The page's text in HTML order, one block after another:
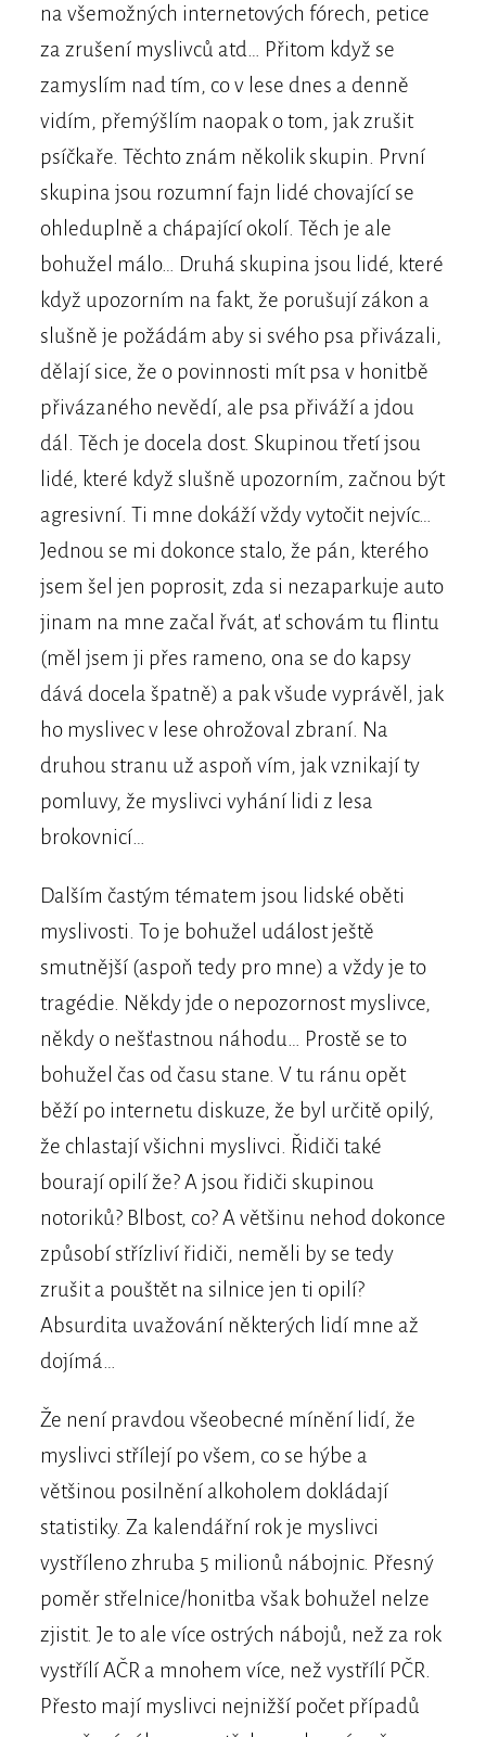
na všemožných internetových fórech, petice
za zrušení myslivců atd… Přitom když se
zamyslím nad tím, co v lese dnes a denně
vidím, přemýšlím naopak o tom, jak zrušit
psíčkaře. Těchto znám několik skupin. První
skupina jsou rozumní fajn lidé chovající se
ohleduplně a chápající okolí. Těch je ale
bohužel málo… Druhá skupina jsou lidé, které
když upozorním na fakt, že porušují zákon a
slušně je požádám aby si svého psa přivázali,
dělají sice, že o povinnosti mít psa v honitbě
přivázaného nevědí, ale psa přiváží a jdou
dál. Těch je docela dost. Skupinou třetí jsou
lidé, které když slušně upozorním, začnou být
agresivní. Ti mne dokáží vždy vytočit nejvíc…
Jednou se mi dokonce stalo, že pán, kterého
jsem šel jen poprosit, zda si nezaparkuje auto
jinam na mne začal řvát, ať schovám tu flintu
(měl jsem ji přes rameno, ona se do kapsy
dává docela špatně) a pak všude vyprávěl, jak
ho myslivec v lese ohrožoval zbraní. Na
druhou stranu už aspoň vím, jak vznikají ty
pomluvy, že myslivci vyhání lidi z lesa
brokovnicí…
Dalším častým tématem jsou lidské oběti
myslivosti. To je bohužel událost ještě
smutnější (aspoň tedy pro mne) a vždy je to
tragédie. Někdy jde o nepozornost myslivce,
někdy o nešťastnou náhodu… Prostě se to
bohužel čas od času stane. V tu ránu opět
běží po internetu diskuze, že byl určitě opilý,
že chlastají všichni myslivci. Řidiči také
bourají opilí že? A jsou řidiči skupinou
notoriků? Blbost, co? A většinu nehod dokonce
způsobí střízliví řidiči, neměli by se tedy
zrušit a pouštět na silnice jen ti opilí?
Absurdita uvažování některých lidí mne až
dojímá…
Že není pravdou všeobecné mínění lidí, že
myslivci střílejí po všem, co se hýbe a
většinou posilnění alkoholem dokládají
statistiky. Za kalendářní rok je myslivci
vystříleno zhruba 5 milionů nábojnic. Přesný
poměr střelnice/honitba však bohužel nelze
zjistit. Je to ale více ostrých nábojů, než za rok
vystřílí AČR a mnohem více, než vystřílí PČR.
Přesto mají myslivci nejnižší počet případů